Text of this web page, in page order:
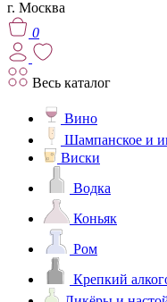
г. Москва
0
Весь каталог
Вино
Шампанское и
Виски
Водка
Коньяк
Ром
Крепкий